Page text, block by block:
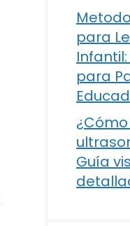
para
para
Guía